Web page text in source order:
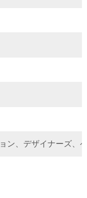
ン、デザイナーズ、